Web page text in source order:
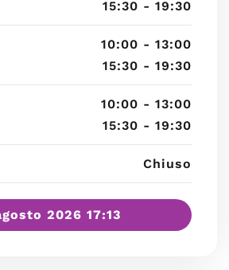
15:30 - 19:30
10:00 - 13:00
15:30 - 19:30
10:00 - 13:00
15:30 - 19:30
Chiuso
2026 17:13